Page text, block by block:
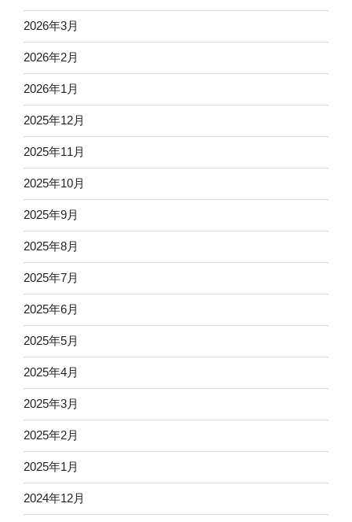
2026年3月
2026年2月
2026年1月
2025年12月
2025年11月
2025年10月
2025年9月
2025年8月
2025年7月
2025年6月
2025年5月
2025年4月
2025年3月
2025年2月
2025年1月
2024年12月